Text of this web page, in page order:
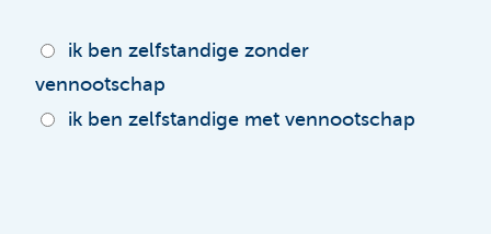
ik ben zelfstandige zonder
vennootschap
ik ben zelfstandige met vennootschap